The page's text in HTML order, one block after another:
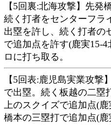
【5回裏:北海攻撃】先発
続く打者をセンターフラ
出塁を許し、続く打者の
で追加点を許す(鹿実15-
ロに打ち取る。
【5回表:鹿児島実業攻撃
で出塁。続く板越の二塁
上のスクイズで追加点(
橋本の三塁打で追加点(